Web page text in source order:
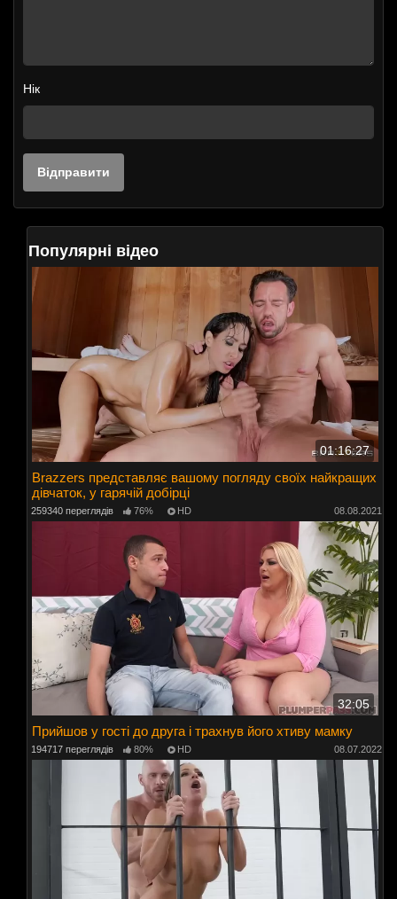
Нік
Популярні відео
01:16:27
Brazzers представляє вашому погляду своїх найкращих
дівчаток, у гарячій добірці
259340 переглядів 76% HD 08.08.2021
32:05
Прийшов у гості до друга і трахнув його хтиву мамку
194717 переглядів 80% HD 08.07.2022